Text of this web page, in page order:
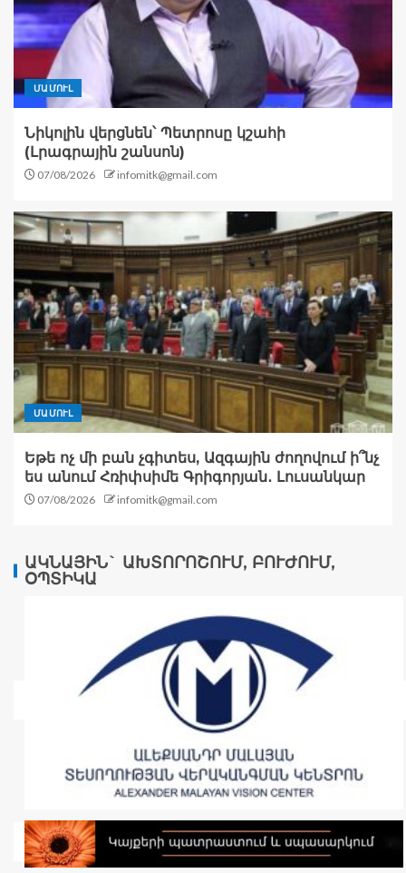
ՄԱՄՈՒԼ
Նիկոլին վերցնեն՝ Պետրոսը կշահի
(Լրագրային շանսոն)
07/08/2026 infomitk@gmail.com
ՄԱՄՈՒԼ
Եթե ոչ մի բան չգիտես, Ազգային ժողովում ի՞նչ
ես անում Հռիփսիմե Գրիգորյան․ Լուսանկար
07/08/2026 infomitk@gmail.com
ԱԿՆԱՅԻՆ` ԱԽՏՈՐՈՇՈՒՄ, ԲՈՒԺՈՒՄ,
ՕՊՏԻԿԱ